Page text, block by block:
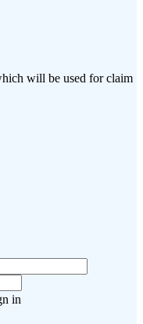
will be used for claim
in